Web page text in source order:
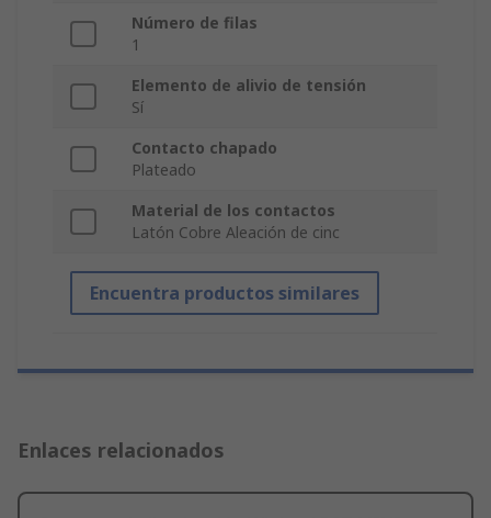
Número de filas
1
Elemento de alivio de tensión
Sí
Contacto chapado
Plateado
Material de los contactos
Latón Cobre Aleación de cinc
Encuentra productos similares
Enlaces relacionados